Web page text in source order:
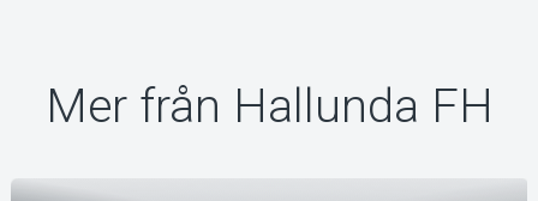
Mer från Hallunda FH